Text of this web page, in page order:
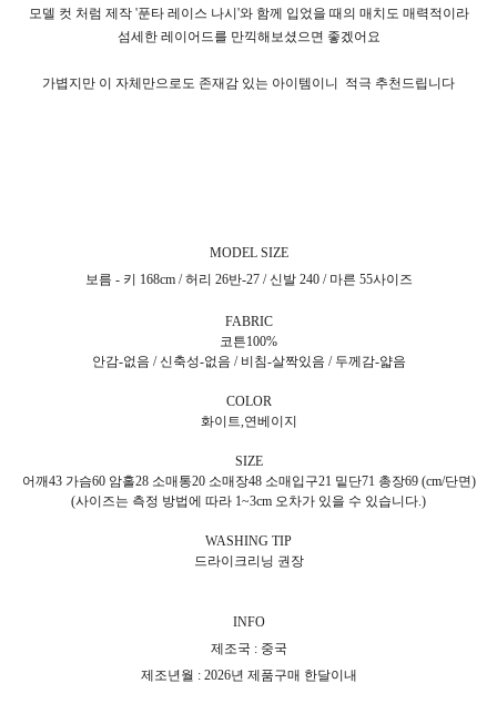
모델 컷 처럼 제작 '푼타 레이스 나시'와 함께 입었을 때의 매치도 매력적이라
섬세한 레이어드를 만끽해보셨으면 좋겠어요
가볍지만 이 자체만으로도 존재감 있는 아이템이니 적극 추천드립니다
MODEL SIZE
보름 - 키 168cm / 허리 26반-27 / 신발 240 / 마른 55사이즈
FABRIC
코튼100%
안감-없음 / 신축성-없음 / 비침-살짝있음 / 두께감-얇음
COLOR
화이트,연베이지
SIZE
어깨43 가슴60 암홀28 소매통20 소매장48 소매입구21 밑단71 총장69 (cm/단면)
(사이즈는 측정 방법에 따라 1~3cm 오차가 있을 수 있습니다.)
WASHING TIP
드라이크리닝 권장
INFO
제조국 : 중국
제조년월 : 2026년 제품구매 한달이내